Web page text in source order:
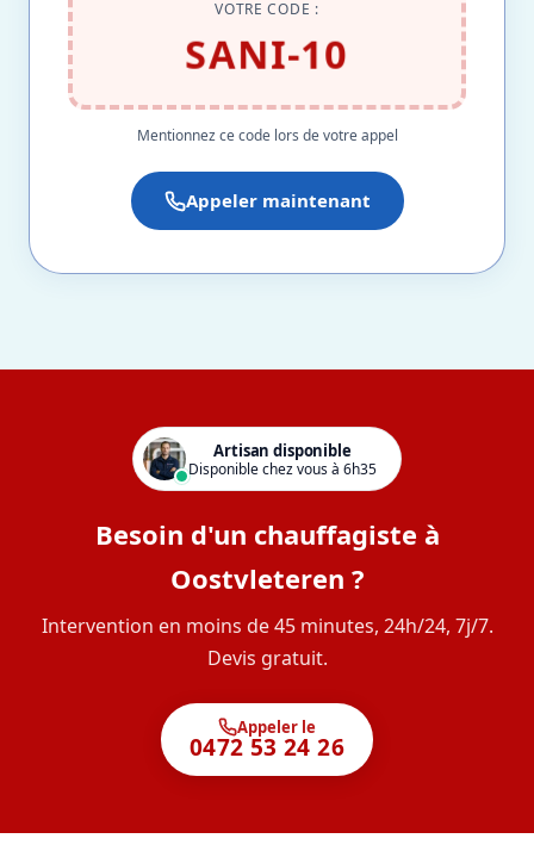
VOTRE CODE :
SANI-10
Mentionnez ce code lors de votre appel
Appeler maintenant
Artisan disponible
Disponible chez vous à 6h35
Besoin d'un chauffagiste à
Oostvleteren ?
Intervention en moins de 45 minutes, 24h/24, 7j/7.
Devis gratuit.
Appeler le
0472 53 24 26